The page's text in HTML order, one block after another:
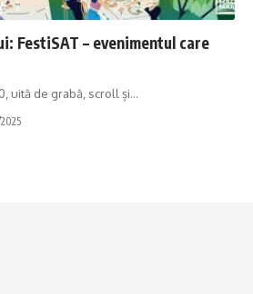
FestiSAT – evenimentul care
uită de grabă, scroll și…